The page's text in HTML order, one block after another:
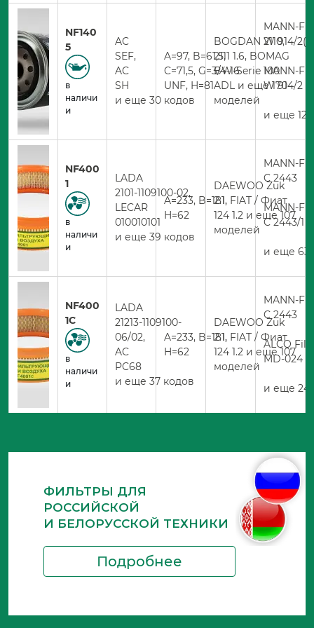
NF140
5
в
наличи
и
AC
SEF,
AC
SH
и еще 30 кодов
A=97, B=61,5,
C=71,5, G=3/4-16
UNF, H=81
BOGDAN 2110,
2111 1.6, BOMAG
BW-Serie 100
ADL и еще 170
моделей
MANN-
W 914/
MANN-
W 914/2
и еще 12
NF400
1
в
наличи
и
LADA
2101-1109100-02,
LECAR
010010101
и еще 39 кодов
A=233, B=181,
H=62
DAEWOO Zuk
2.1, FIAT / Фиат
124 1.2 и еще 107
моделей
MANN-
C 2443
MANN-
C 2443/1
и еще 63
NF400
1C
в
наличи
и
LADA
21213-1109100-
06/02,
AC
PC68
и еще 37 кодов
A=233, B=181,
H=62
DAEWOO Zuk
2.1, FIAT / Фиат
124 1.2 и еще 107
моделей
MANN-
C 2443
ALCO
MD-024
и еще 24
ФИЛЬТРЫ ДЛЯ
РОССИЙСКОЙ
И БЕЛОРУССКОЙ ТЕХНИКИ
Подробнее